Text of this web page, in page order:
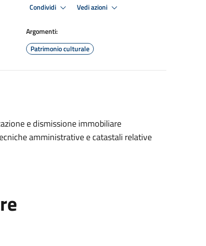
Condividi Vedi azioni
Argomenti:
Patrimonio culturale
e dismissione immobiliare
amministrative e catastali relative